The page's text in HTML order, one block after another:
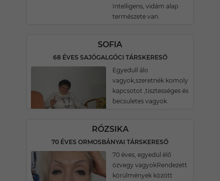
Intelligens, vidám alap
természete van.
SOFIA
68 ÉVES SAJÓGALGÓCI TÁRSKERESŐ
Egyedull álo
vagyok,szeretnék komoly
kapcsotot ,tisztességes és
becsuletes vagyok
RÓZSIKA
70 ÉVES ORMOSBÁNYAI TÁRSKERESŐ
70 èves, egyedül èlő
özvegy vagyokRendezett
körülmények között